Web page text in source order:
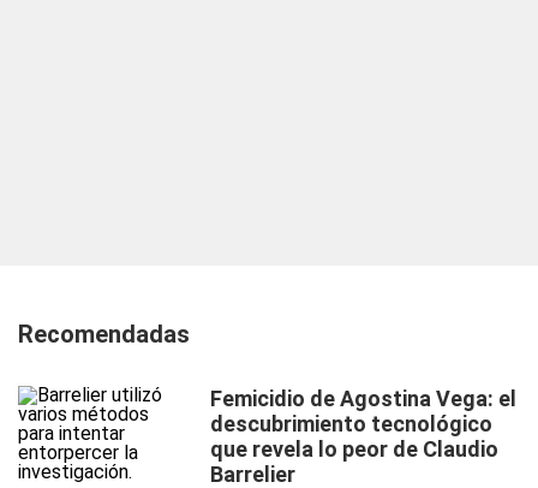
Recomendadas
Femicidio de Agostina Vega: el
descubrimiento tecnológico
que revela lo peor de Claudio
Barrelier